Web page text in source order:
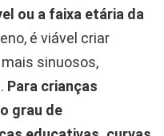
ou a faixa etária da
é viável criar
sinuosos,
Para crianças
grau de